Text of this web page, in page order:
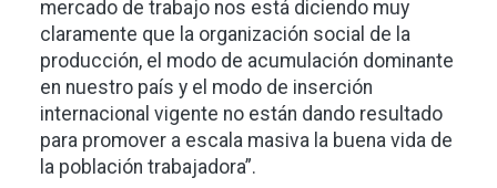
mercado de trabajo nos está diciendo muy
claramente que la organización social de la
producción, el modo de acumulación dominante
en nuestro país y el modo de inserción
internacional vigente no están dando resultado
para promover a escala masiva la buena vida de
la población trabajadora”.